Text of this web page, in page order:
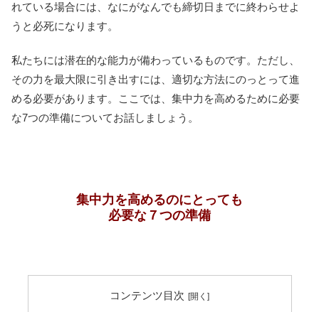
れている場合には、なにがなんでも締切日までに終わらせよ
うと必死になります。
私たちには潜在的な能力が備わっているものです。ただし、
その力を最大限に引き出すには、適切な方法にのっとって進
める必要があります。ここでは、集中力を高めるために必要
な7つの準備についてお話しましょう。
集中力を高めるのにとっても
必要な７つの準備
コンテンツ目次